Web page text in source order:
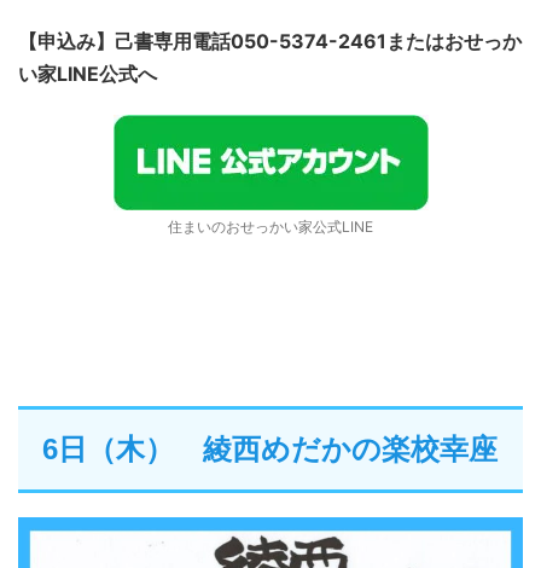
【申込み】己書専用電話050-5374-2461またはおせっか
い家LINE公式へ
住まいのおせっかい家公式LINE
6日（木） 綾西めだかの楽校幸座